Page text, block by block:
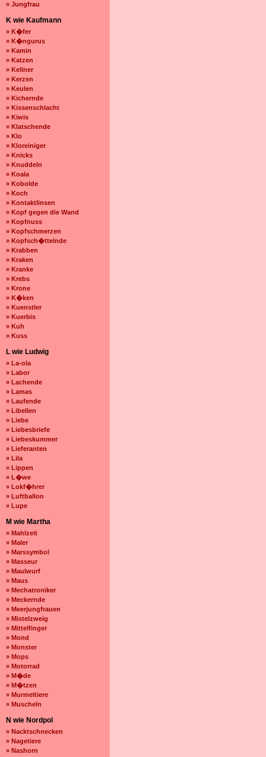
» Jungfrau
K wie Kaufmann
» K�fer
» K�ngurus
» Kamin
» Katzen
» Kellner
» Kerzen
» Keulen
» Kichernde
» Kissenschlacht
» Kiwis
» Klatschende
» Klo
» Kloreiniger
» Knicks
» Knuddeln
» Koala
» Kobolde
» Koch
» Kontaktlinsen
» Kopf gegen die Wand
» Kopfnuss
» Kopfschmerzen
» Kopfsch�ttelnde
» Krabben
» Kraken
» Kranke
» Krebs
» Krone
» K�ken
» Kuenstler
» Kuerbis
» Kuh
» Kuss
L wie Ludwig
» La-ola
» Labor
» Lachende
» Lamas
» Laufende
» Libellen
» Liebe
» Liebesbriefe
» Liebeskummer
» Lieferanten
» Lila
» Lippen
» L�we
» Lokf�hrer
» Luftballon
» Lupe
M wie Martha
» Mahlzeit
» Maler
» Marssymbol
» Masseur
» Maulwurf
» Maus
» Mechatroniker
» Meckernde
» Meerjungfrauen
» Mistelzweig
» Mittelfinger
» Mond
» Monster
» Mops
» Motorrad
» M�de
» M�tzen
» Murmeltiere
» Muscheln
N wie Nordpol
» Nacktschnecken
» Nagetiere
» Nashorn